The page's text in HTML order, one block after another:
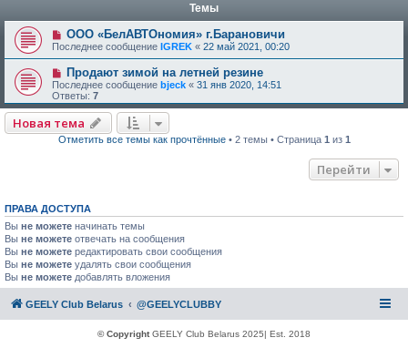
Темы
ООО «БелАВТОномия» г.Барановичи
Последнее сообщение IGREK « 22 май 2021, 00:20
Продают зимой на летней резине
Последнее сообщение bjeck « 31 янв 2020, 14:51
Ответы: 7
Новая тема
Отметить все темы как прочтённые• 2 темы • Страница 1 из 1
Перейти
ПРАВА ДОСТУПА
Вы не можете начинать темы
Вы не можете отвечать на сообщения
Вы не можете редактировать свои сообщения
Вы не можете удалять свои сообщения
Вы не можете добавлять вложения
GEELY Club Belarus @GEELYCLUBBY
© CopyrightGEELY Club Belarus 2025| Est. 2018